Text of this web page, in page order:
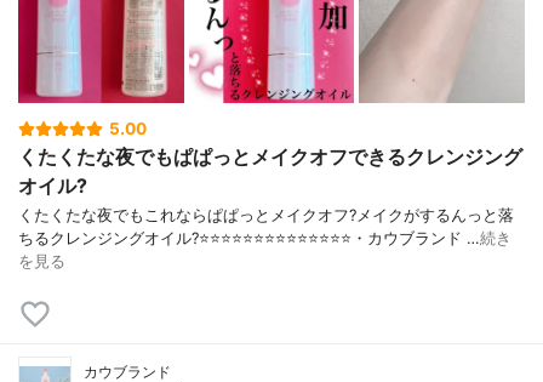
5.00
くたくたな夜でもぱぱっとメイクオフできるクレンジング
オイル?
くたくたな夜でもこれならぱぱっとメイクオフ?メイクがするんっと落
ちるクレンジングオイル?⭐️⭐️⭐️⭐️⭐️⭐️⭐️⭐️⭐️⭐️⭐️⭐️⭐️⭐️・カウブランド …続き
を見る
カウブランド